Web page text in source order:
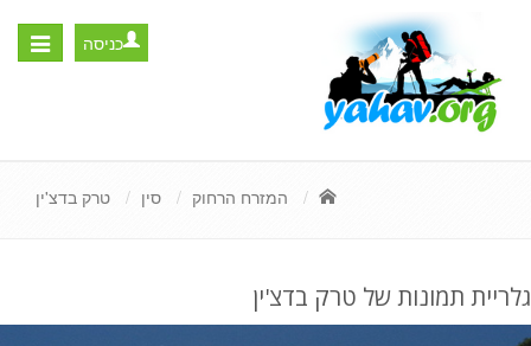
Toggle
כניסה
המזרח הרחוק סין טרק בדצ'ין
גלריית תמונות של טרק בדצ'ין